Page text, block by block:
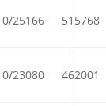
25166 515768
23080 462001